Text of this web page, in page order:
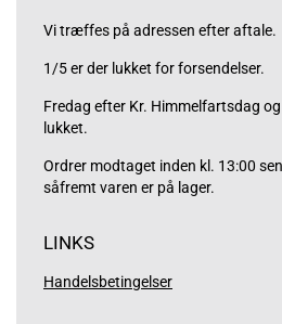
Vi træffes på adressen efter aftale.
1/5 er der lukket for forsendelser.
Fredag efter Kr. Himmelfartsdag
lukket.
Ordrer modtaget inden kl. 13:00
såfremt varen er på lager.
LINKS
Handelsbetingelser